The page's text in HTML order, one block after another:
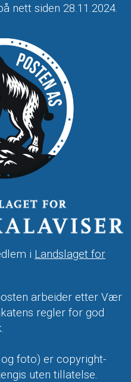
nett siden 28.11.2024.
i Landslaget for
arbeider etter Vær
regler for god
foto) er copyright-
uten tillatelse.